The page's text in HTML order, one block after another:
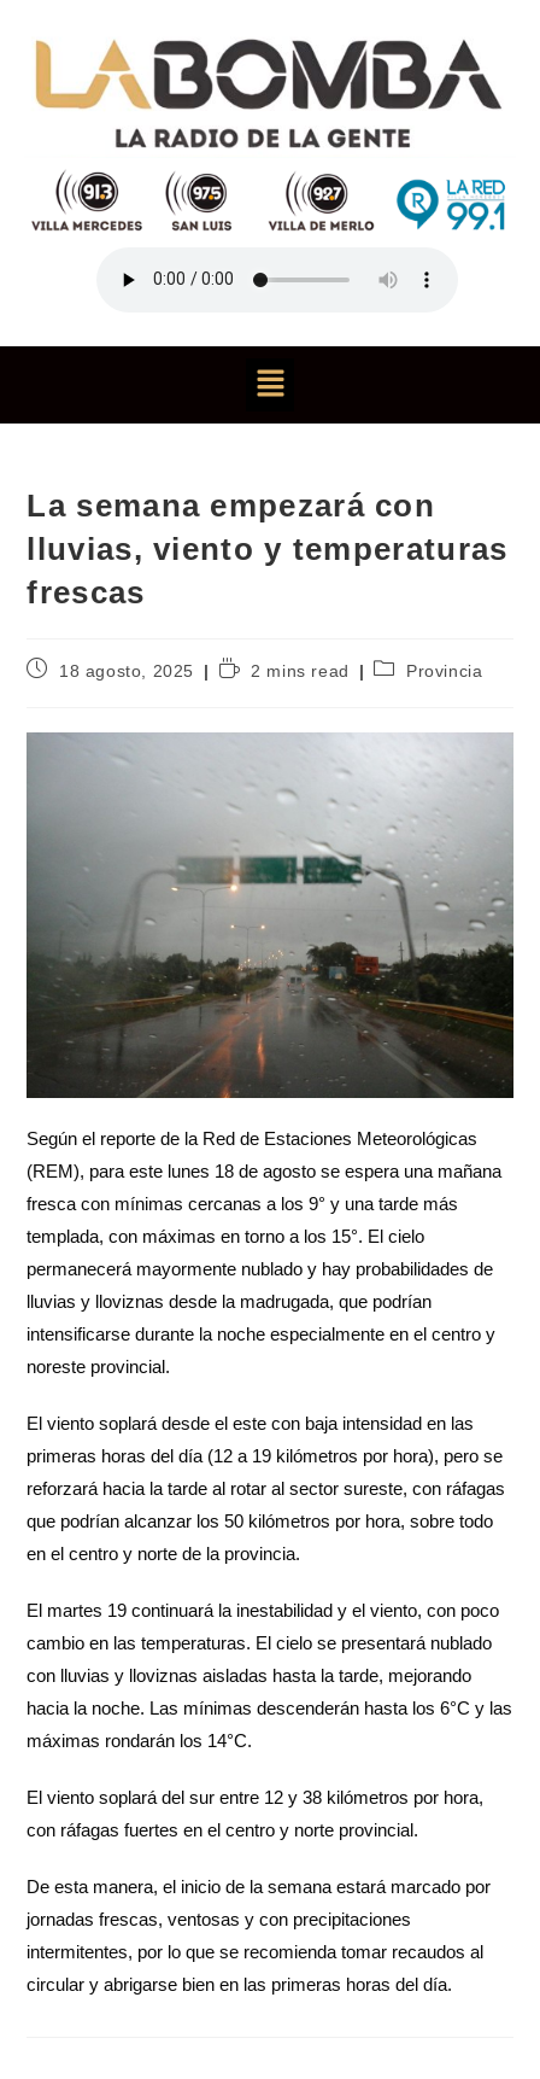
La semana empezará con
lluvias, viento y temperaturas
frescas
18 agosto, 2025 2 mins read Provincia
Según el reporte de la Red de Estaciones Meteorológicas
(REM), para este lunes 18 de agosto se espera una mañana
fresca con mínimas cercanas a los 9° y una tarde más
templada, con máximas en torno a los 15°. El cielo
permanecerá mayormente nublado y hay probabilidades de
lluvias y lloviznas desde la madrugada, que podrían
intensificarse durante la noche especialmente en el centro y
noreste provincial.
El viento soplará desde el este con baja intensidad en las
primeras horas del día (12 a 19 kilómetros por hora), pero se
reforzará hacia la tarde al rotar al sector sureste, con ráfagas
que podrían alcanzar los 50 kilómetros por hora, sobre todo
en el centro y norte de la provincia.
El martes 19 continuará la inestabilidad y el viento, con poco
cambio en las temperaturas. El cielo se presentará nublado
con lluvias y lloviznas aisladas hasta la tarde, mejorando
hacia la noche. Las mínimas descenderán hasta los 6°C y las
máximas rondarán los 14°C.
El viento soplará del sur entre 12 y 38 kilómetros por hora,
con ráfagas fuertes en el centro y norte provincial.
De esta manera, el inicio de la semana estará marcado por
jornadas frescas, ventosas y con precipitaciones
intermitentes, por lo que se recomienda tomar recaudos al
circular y abrigarse bien en las primeras horas del día.